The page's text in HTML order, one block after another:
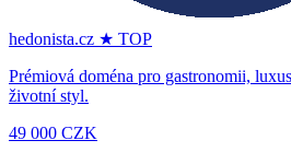
hedonista.cz ★ TOP
Prémiová doména pro gastronomii,
životní styl.
49 000 CZK